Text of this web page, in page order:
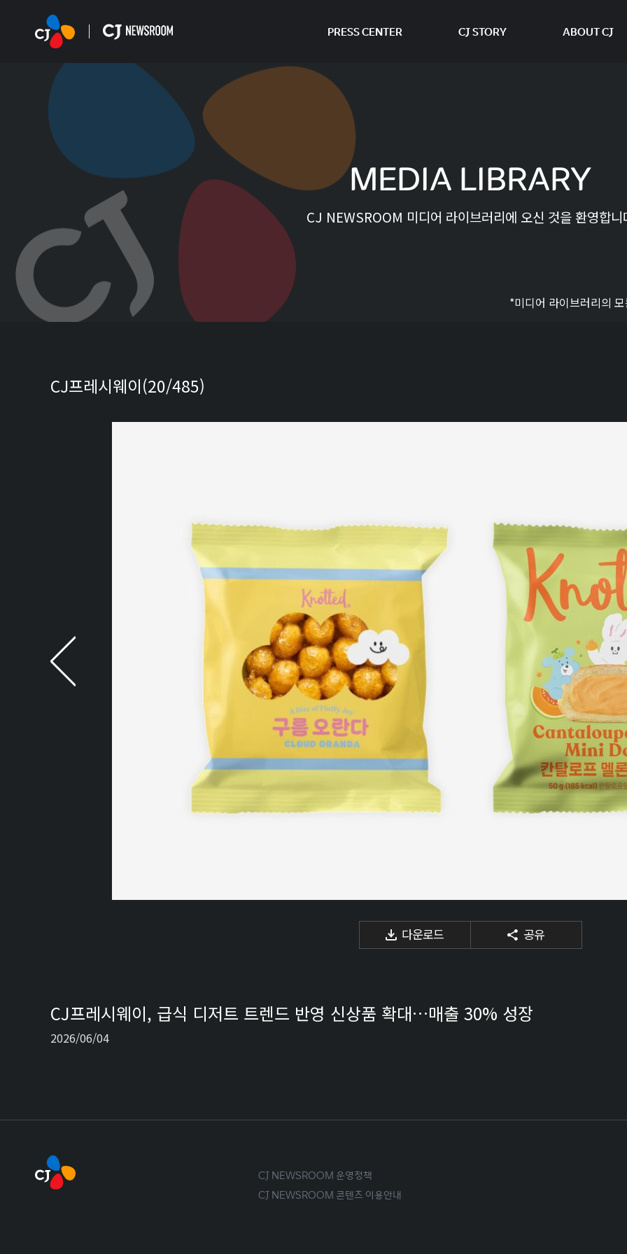
PRESS CENTER CJ STORY ABOUT CJ
MEDIA LIBRARY
CJ NEWSROOM 미디어 라이브러리에 오신 것을 환영합니
*미디어 라이브러리의
CJ프레시웨이(20/485)
다운로드 공유
CJ프레시웨이, 급식 디저트 트렌드 반영 신상품 확대…매출 30% 성장
2026/06/04
CJ NEWSROOM 운영정책
CJ NEWSROOM 콘텐츠 이용안내